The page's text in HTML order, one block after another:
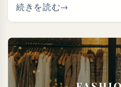
続きを読む